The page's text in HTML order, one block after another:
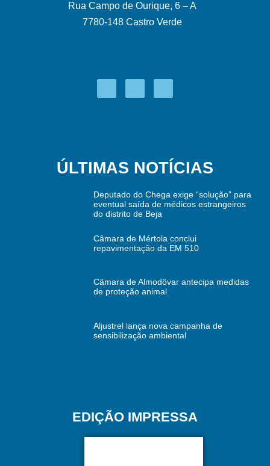
Rua Campo de Ourique, 6 – A
7780-148 Castro Verde
ÚLTIMAS NOTÍCIAS
Deputado do Chega exige “solução” para
eventual saída de médicos estrangeiros
do distrito de Beja
Câmara de Mértola conclui
repavimentação da EM 510
Câmara de Almodôvar antecipa medidas
de proteção animal
Aljustrel lança nova campanha de
sensibilização ambiental
EDIÇÃO IMPRESSA